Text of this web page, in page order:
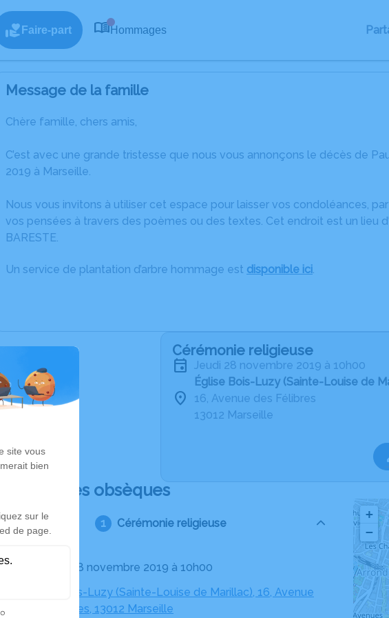
Faire-part Hommages
Message de la famille
Chère famille, chers amis,
C’est avec une grande tristesse que nous vous annonçons le décès de
2019 à Marseille.
Nous vous invitons à utiliser cet espace pour laisser vos condoléances,
vos pensées à travers des poèmes ou des textes. Cet endroit est un lieu
BARESTE.
Un service de plantation d’arbre hommage est disponible ici.
Cérémonie religieuse
jeudi 28 novembre 2019 à 10h00
Église Bois-Luzy (Sainte-Louise de
16, Avenue des Félibres
13012 Marseille
Déroulé des obsèques
Cérémonie religieuse
Le jeudi 28 novembre 2019 à 10h00
Église Bois-Luzy (Sainte-Louise de Marillac), 16, Avenue
des Félibres, 13012 Marseille
+
−